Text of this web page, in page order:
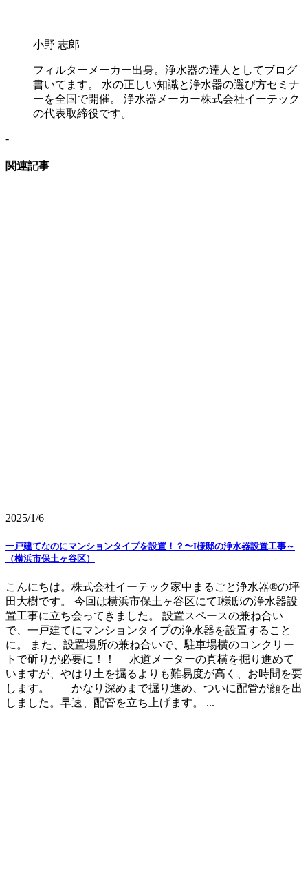
小野 志郎
フィルターメーカー出身。浄水器の達人としてブログ
書いてます。 水の正しい知識と浄水器の選び方セミナ
ーを全国で開催。 浄水器メーカー株式会社イーテック
の代表取締役です。
-
関連記事
2025/1/6
一戸建てなのにマンションタイプを設置！？〜I様邸の浄水器設置工事～
（横浜市保土ヶ谷区）
こんにちは。株式会社イーテック家中まるごと浄水器®の坪
田大樹です。 今回は横浜市保土ヶ谷区にてI様邸の浄水器設
置工事に立ち会ってきました。 設置スペースの兼ね合い
で、一戸建てにマンションタイプの浄水器を設置すること
に。 また、設置場所の兼ね合いで、駐車場横のコンクリー
トで斫りが必要に！！ 水道メーターの真横を掘り進めて
いますが、やはり土を掘るよりも難易度が高く、お時間を要
します。 かなり深めまで掘り進め、ついに配管が顔を出
しました。早速、配管を立ち上げます。 ...